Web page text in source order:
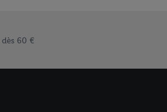
avec les différents arguments de
60 €
informations sur la